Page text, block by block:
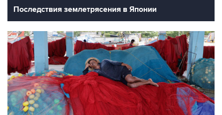
Последствия землетрясения в Японии